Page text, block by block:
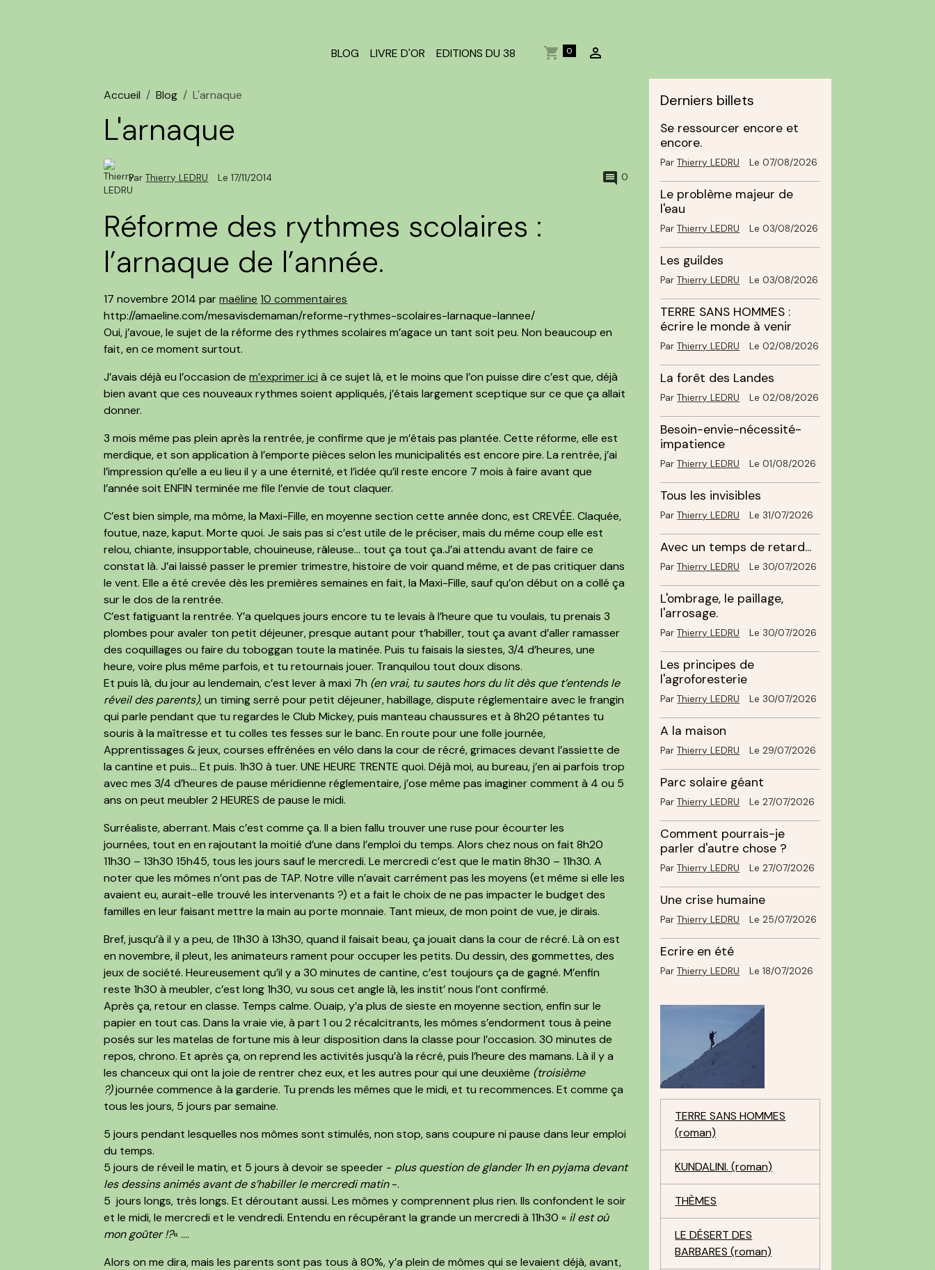
BLOG LIVRE D'OR EDITIONS DU 38 0
Accueil Blog L'arnaque
L'arnaque
ParThierry LEDRU Le 17/11/2014 0
Réforme des rythmes scolaires :
l’arnaque de l’année.
17 novembre 2014 parmaëline 10 commentaires
http://amaeline.com/mesavisdemaman/reforme-rythmes-scolaires-larnaque-lannee/
Oui, j’avoue, le sujet de la réforme des rythmes scolaires m’agace un tant soit peu. Non beaucoup en
fait, en ce moment surtout.
J’avais déjà eu l’occasion dem’exprimer ici à ce sujet là, et le moins que l’on puisse dire c’est que, déjà
bien avant que ces nouveaux rythmes soient appliqués, j’étais largement sceptique sur ce que ça allait
donner.
3 mois même pas plein après la rentrée, je confirme que je m’étais pas plantée. Cette réforme, elle est
merdique, et son application à l’emporte pièces selon les municipalités est encore pire. La rentrée, j’ai
l’impression qu’elle a eu lieu il y a une éternité, et l’idée qu’il reste encore 7 mois à faire avant que
l’année soit ENFIN terminée me file l’envie de tout claquer.
C’est bien simple, ma môme, la Maxi-Fille, en moyenne section cette année donc,est CREVÉE. Claquée,
foutue, naze, kaput. Morte quoi. Je sais pas si c’est utile de le préciser, mais du même coup elle est
relou, chiante, insupportable, chouineuse, râleuse… tout ça tout ça.J’ai attendu avant de faire ce
constat là.J’ai laissé passer le premier trimestre, histoire de voir quand même, et de pas critiquer dans
le vent. Elle a été crevée dès les premières semaines en fait, la Maxi-Fille, sauf qu’on début on a collé ça
sur le dos de la rentrée.
C’est fatiguant la rentrée. Y’a quelques jours encore tu te levais à l’heure que tu voulais, tu prenais 3
plombes pour avaler ton petit déjeuner, presque autant pour t’habiller, tout ça avant d’aller ramasser
des coquillages ou faire du toboggan toute la matinée. Puis tu faisais la siestes, 3/4 d’heures, une
heure, voire plus même parfois, et tu retournais jouer. Tranquilou tout doux disons.
Et puis là, du jour au lendemain, c’est lever à maxi 7h (en vrai, tu sautes hors du lit dès que t’entends le
réveil des parents), un timing serré pour petit déjeuner, habillage, dispute réglementaire avec le frangin
qui parle pendant que tu regardes le Club Mickey, puis manteau chaussures et à 8h20 pétantes tu
souris à la maîtresse et tu colles tes fesses sur le banc.En route pour une folle journée,
Apprentissages & jeux, courses effrénées en vélo dans la cour de récré, grimaces devant l’assiette de
la cantine et puis… Et puis.1h30 à tuer. UNE HEURE TRENTE quoi. Déjà moi, au bureau, j’en ai parfois trop
avec mes 3/4 d’heures de pause méridienne réglementaire, j’ose même pas imaginer comment à 4 ou 5
ans on peut meubler 2 HEURES de pause le midi.
Surréaliste, aberrant. Mais c’est comme ça. Il a bien fallu trouver une ruse pour écourter les
journées, tout en en rajoutant la moitié d’une dans l’emploi du temps. Alors chez nous on fait 8h20
11h30 – 13h30 15h45, tous les jours sauf le mercredi. Le mercredi c’est que le matin 8h30 – 11h30. A
noter que les mômes n’ontpas de TAP. Notre ville n’avait carrément pas les moyens (et même si elle les
avaient eu, aurait-elle trouvé les intervenants ?) et a fait le choix de ne pas impacter le budget des
familles en leur faisant mettre la main au porte monnaie. Tant mieux, de mon point de vue, je dirais.
Bref, jusqu’à il y a peu, de 11h30 à 13h30, quand il faisait beau, ça jouait dans la cour de récré. Là on est
en novembre, il pleut,les animateurs rament pour occuper les petits. Du dessin, des gommettes, des
jeux de société. Heureusement qu’il y a 30 minutes de cantine, c’est toujours ça de gagné. M’enfin
reste 1h30 à meubler, c’est long 1h30, vu sous cet angle là, les instit’ nous l’ont confirmé.
Après ça, retour en classe. Temps calme. Ouaip, y’a plus de sieste en moyenne section, enfin sur le
papier en tout cas. Dans la vraie vie, à part 1 ou 2 récalcitrants,les mômes s’endorment tous à peine
posés sur les matelas de fortune mis à leur disposition dans la classe pour l’occasion. 30 minutes de
repos, chrono. Et après ça, on reprend les activités jusqu’à la récré, puis l’heure des mamans. Là il y a
les chanceux qui ont la joie de rentrer chez eux, et les autres pour qui une deuxième (troisième
?)journée commence à la garderie. Tu prends les mêmes que le midi, et tu recommences. Et comme ça
tous les jours, 5 jours par semaine.
5 jours pendant lesquelles nos mômes sontstimulés, non stop, sans coupure ni pause dans leur emploi
du temps.
5 jours de réveil le matin, et 5 jours à devoir se speeder - plus question de glander 1h en pyjama devant
les dessins animés avant de s’habiller le mercredi matin-.
5 jours longs, très longs. Et déroutant aussi. Les mômes y comprennent plus rien.Ils confondent le soir
et le midi, le mercredi et le vendredi. Entendu en récupérant la grande un mercredi à 11h30 « il est où
mon goûter !?« ….
Alors on me dira, maisles parents sont pas tous à 80%,y’a plein de mômes qui se levaient déjà, avant,
Derniers billets
Se ressourcer encore et
encore.
ParThierry LEDRU Le 07/08/2026
Le problème majeur de
l'eau
ParThierry LEDRU Le 03/08/2026
Les guildes
ParThierry LEDRU Le 03/08/2026
TERRE SANS HOMMES :
écrire le monde à venir
ParThierry LEDRU Le 02/08/2026
La forêt des Landes
ParThierry LEDRU Le 02/08/2026
Besoin-envie-nécessité-
impatience
ParThierry LEDRU Le 01/08/2026
Tous les invisibles
ParThierry LEDRU Le 31/07/2026
Avec un temps de retard...
ParThierry LEDRU Le 30/07/2026
L'ombrage, le paillage,
l'arrosage.
ParThierry LEDRU Le 30/07/2026
Les principes de
l'agroforesterie
ParThierry LEDRU Le 30/07/2026
A la maison
ParThierry LEDRU Le 29/07/2026
Parc solaire géant
ParThierry LEDRU Le 27/07/2026
Comment pourrais-je
parler d'autre chose ?
ParThierry LEDRU Le 27/07/2026
Une crise humaine
ParThierry LEDRU Le 25/07/2026
Ecrire en été
ParThierry LEDRU Le 18/07/2026
TERRE SANS HOMMES
(roman)
KUNDALINI. (roman)
THÈMES
LE DÉSERT DES
BARBARES (roman)